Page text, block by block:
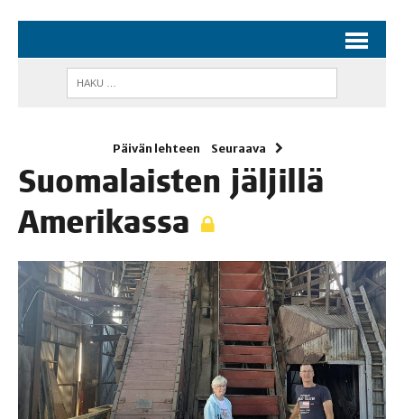
Päivän lehteen Seuraava
Suo­ma­lais­ten jäl­jil­lä
Amerikassa